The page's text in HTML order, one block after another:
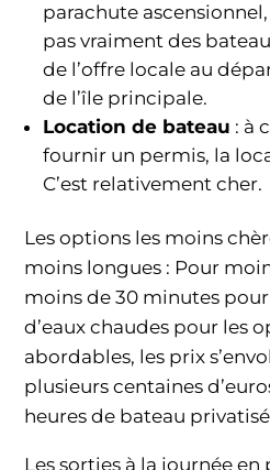
parachute
pas vraiment des
de l’offre locale au
de l’île principale.
Location de bateau : à
fournir un permis, la
C’est relativement cher.
Les options les moins
moins longues : Pour
moins de 30 minutes
d’eaux chaudes pour les
abordables, les prix
plusieurs centaines
heures de bateau
Les sorties à la journée